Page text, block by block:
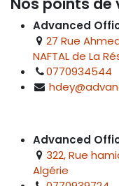
Advanced
27 Rue
NAFTAL de La
0770934544
Advanced
322, Rue
Algérie